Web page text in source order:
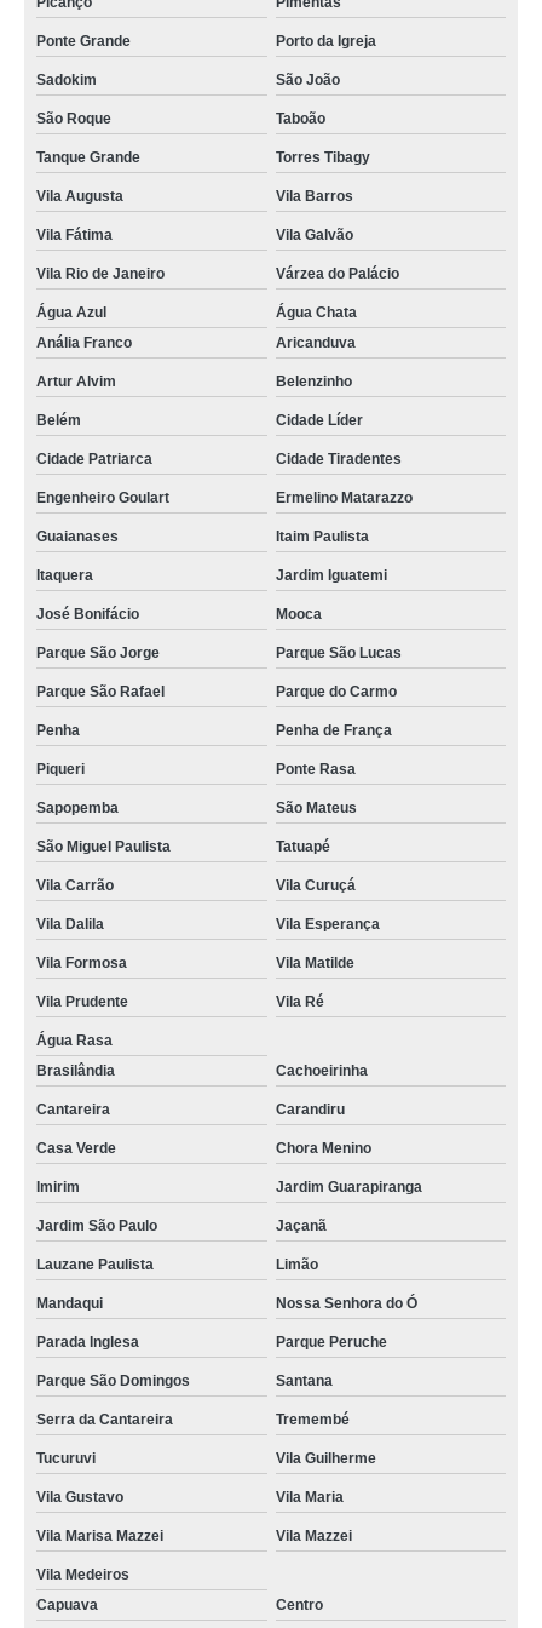
tomografias abdome e pelve com contraste Sadokim
tomografia de abdôme Vila Gustavo
tomografia pulmonar em sp Vila Carrão
tomografia abdome e pelve com contraste Vila Formosa
preço de tomografia abdome e pelve Jardim Zaira
clínica para tomografia da face Maia
tomografia axial Vila Assis Brasil
tomografia abdome e pelve com contraste Lauzane Paulista
preço de tomografia de abdôme Jardim Aracília
tomografias dos rins Vila Rio de Janeiro
tomografia da face Cidade Patriarca
clínica para tomografia axial Invernada
clínica para tomografia para cálculo renal Vila Marisa Mazzei
tomografias da face Pimentas
tomografias com sedação Jardim Oliveira,
preço de tomografia abdome e pelve Penha de França
tomografia para cálculo renal São João
tomografia de abdôme em sp Várzea do Palácio
preço de tomografia com sedação cerebral São Miguel Paulista
preço de tomografia com sedação Jardim Columbia
tomografia dos rins Invernada
clínica para tomografia lombar Maia
tomografia da coluna lombar Jardim Mauá
preço de tomografia axial Sapopemba
tomografia da face em sp Feital
tomografias dos rins Piqueri
tomografia dos rins Parada Inglesa
clínica para tomografia pulmonar Chora Menino
tomografias abdome e pelve Jardim Tranquilidade
tomografias lombar Nossa Senhora do Ó
clínica para tomografia com sedação Porto da Igreja
preço de tomografia abdome e pelve com contraste Vila Curuçá
tomografias pulmonar Monte Carmelo
clínica para tomografia dos rins Brasilândia
tomografias pulmonar Mooca
tomografia para cálculo renal Jardim Presidente Dutra
Ponte Grande Porto da Igreja
Sadokim São João
São Roque Taboão
Tanque Grande Torres Tibagy
Vila Augusta Vila Barros
Vila Fátima Vila Galvão
Vila Rio de Janeiro Várzea do Palácio
Água Azul
Água Chata
Anália Franco
Aricanduva
Artur Alvim Belenzinho
Belém Cidade Líder
Cidade Patriarca Cidade Tiradentes
Engenheiro Goulart Ermelino Matarazzo
Guaianases Itaim Paulista
Itaquera Jardim Iguatemi
José Bonifácio Mooca
Parque São Jorge Parque São Lucas
Parque São Rafael Parque do Carmo
Penha Penha de França
Piqueri Ponte Rasa
Sapopemba São Mateus
São Miguel Paulista Tatuapé
Vila Carrão Vila Curuçá
Vila Dalila Vila Esperança
Vila Formosa Vila Matilde
Vila Prudente Vila Ré
Água Rasa
Brasilândia
Cachoeirinha
Cantareira Carandiru
Casa Verde Chora Menino
Imirim Jardim Guarapiranga
Jardim São Paulo Jaçanã
Lauzane Paulista Limão
Mandaqui Nossa Senhora do Ó
Parada Inglesa Parque Peruche
Parque São Domingos Santana
Serra da Cantareira Tremembé
Tucuruvi Vila Guilherme
Vila Gustavo Vila Maria
Vila Marisa Mazzei Vila Mazzei
Vila Medeiros
Capuava
Centro